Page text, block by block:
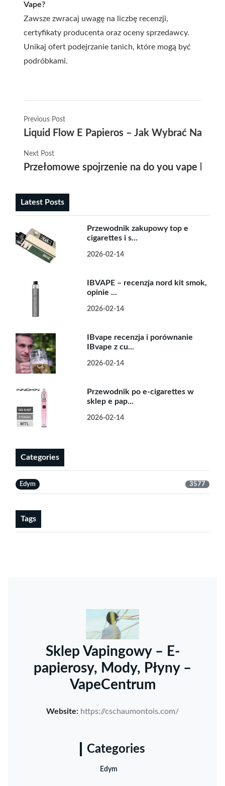
Vape?
Zawsze zwracaj uwagę na liczbę recenzji,
certyfikaty producenta oraz oceny sprzedawcy.
Unikaj ofert podejrzanie tanich, które mogą być
podróbkami.
Previous Post
Liquid Flow E Papieros – Jak Wybrać
Next Post
Przełomowe spojrzenie na do you vape bro
Latest Posts
Przewodnik zakupowy top e
cigarettes i s...
2026-02-14
IBVAPE – recenzja nord kit smok,
opinie ...
2026-02-14
IBvape recenzja i porównanie
IBvape z cu...
2026-02-14
Przewodnik po e-cigarettes w
sklep e pap...
2026-02-14
Categories
Edym 3577
Tags
Sklep Vapingowy – E-
papierosy, Mody, Płyny –
VapeCentrum
Website: https://cschaumontois.com/
Categories
Edym